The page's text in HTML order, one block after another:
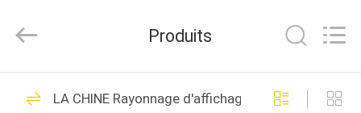
MAISON
Display
Shelves
Rights
41
Produits
LA CHINE Rayonnage d'affichage de magasin